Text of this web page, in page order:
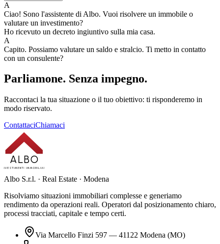
A
Ciao! Sono l'assistente di Albo. Vuoi risolvere un immobile o
valutare un investimento?
Ho ricevuto un decreto ingiuntivo sulla mia casa.
A
Capito. Possiamo valutare un saldo e stralcio. Ti metto in contatto
con un consulente?
Parliamone. Senza impegno.
Raccontaci la tua situazione o il tuo obiettivo: ti risponderemo in
modo riservato.
ContattaciChiamaci
ALBO
INVESTIMENTI IMMOBILIARI
Albo S.r.l. · Real Estate · Modena
Risolviamo situazioni immobiliari complesse e generiamo
rendimento da operazioni reali. Operatori dal posizionamento chiaro,
processi tracciati, capitale e tempo certi.
Via Marcello Finzi 597 — 41122 Modena (MO)